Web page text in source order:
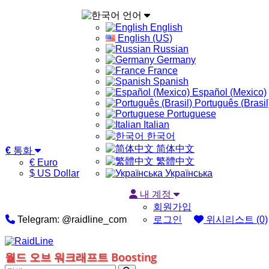
€ 통화
€ Euro
$ US Dollar
언어
English
English (US)
Russian
Germany
France
Spanish
Español (Mexico)
Português
Portuguese
Italian
한국어
简体中文
繁體中文
Українська
Telegram: @raidline_com
내 계정
회원가입
로그인
위시리스트 (0)
월드 오브 워크래프트 Boosting